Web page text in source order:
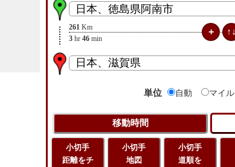
261 Km
3 hr 46 min
単位 自動 マイル
小切手
距離をチ
小切手
地図
小切手
道順を